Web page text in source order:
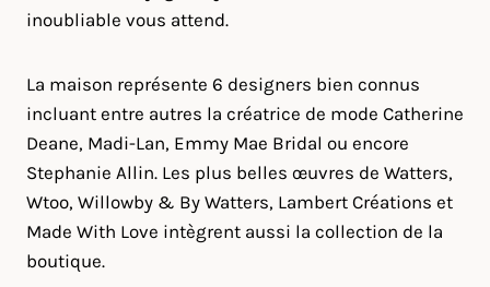
inoubliable vous attend.
La maison représente 6 designers bien connus
incluant entre autres la créatrice de mode Catherine
Deane, Madi-Lan, Emmy Mae Bridal ou encore
Stephanie Allin. Les plus belles œuvres de Watters,
Wtoo, Willowby & By Watters, Lambert Créations et
Made With Love intègrent aussi la collection de la
boutique.